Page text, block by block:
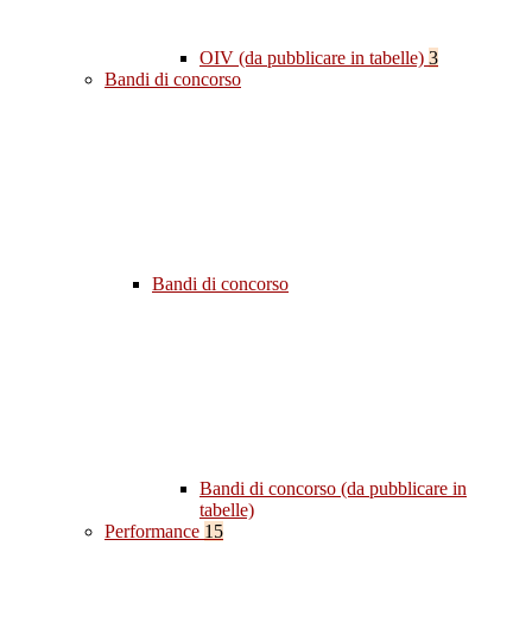
OIV (da pubblicare in tabelle) 3
Bandi di concorso
Bandi di concorso
Bandi di concorso (da pubblicare in
tabelle)
Performance 15